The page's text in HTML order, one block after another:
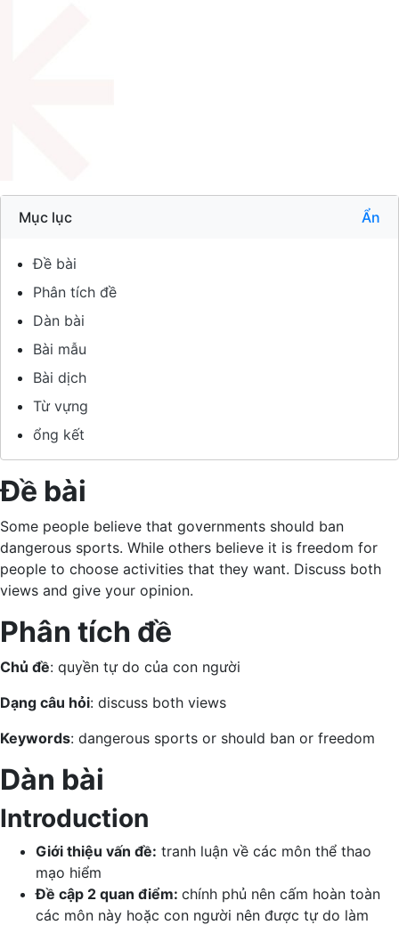
Mục lục Ẩn
Đề bài
Phân tích đề
Dàn bài
Bài mẫu
Bài dịch
Từ vựng
ổng kết
Đề bài
Some people believe that governments should ban
dangerous sports. While others believe it is freedom for
people to choose activities that they want. Discuss both
views and give your opinion.
Phân tích đề
Chủ đề: quyền tự do của con người
Dạng câu hỏi: discuss both views
Keywords: dangerous sports or should ban or freedom
Dàn bài
Introduction
Giới thiệu vấn đề: tranh luận về các môn thể thao
mạo hiểm
Đề cập 2 quan điểm: chính phủ nên cấm hoàn toàn
các môn này hoặc con người nên được tự do làm